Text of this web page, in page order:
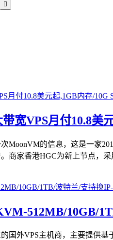

宽VPS月付10.8美
MoonVM的信息，这是一家
商家香港HGC为新上节点，采
512MB/10GB/
国外VPS主机商，主要提供